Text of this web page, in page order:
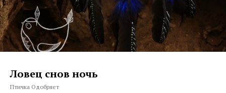
Ловец снов ночь
Птичка Одобряет